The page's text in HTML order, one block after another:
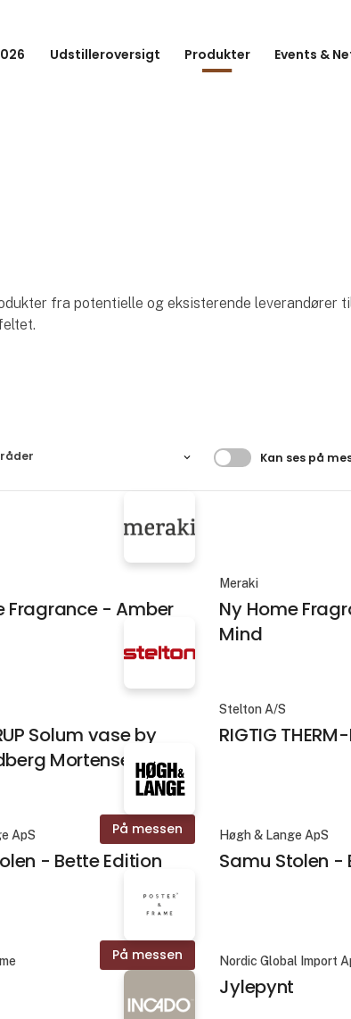
Udstilleroversigt Produkter Events &
fra potentielle og eksisterende leverandører
FiltrerKan ses på
Fragrance - Amber
Meraki
Ny Home
Mind
Solum vase by
Mortensen
Stelton A/S
RIGTIG
På messen
ApS
- Bette Edition
Høgh & Lange ApS
Samu Stolen -
På messen Nordic Global Import
Jylepynt